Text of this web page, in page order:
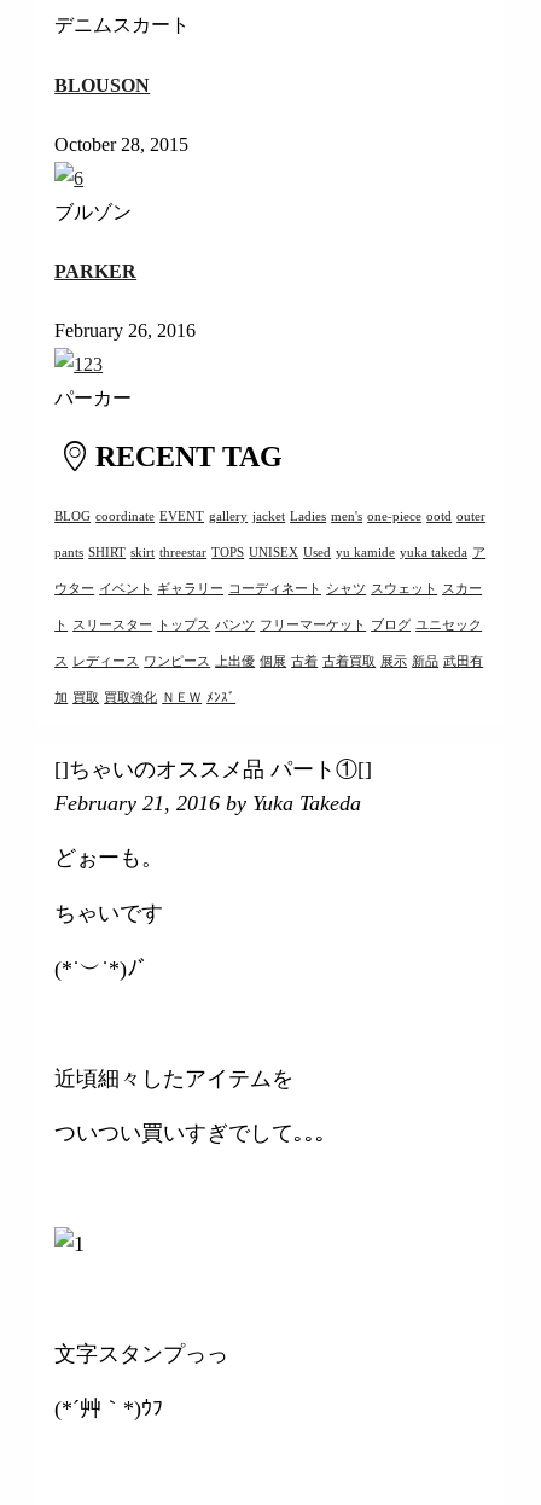
デニムスカート
BLOUSON
October 28, 2015
ブルゾン
PARKER
February 26, 2016
パーカー
RECENT TAG
BLOG coordinate EVENT gallery jacket Ladies men's one-piece ootd outer
pants SHIRT skirt threestar TOPS UNISEX Used yu kamide yuka takeda ア
ウター イベント ギャラリー コーディネート シャツ スウェット スカー
ト スリースター トップス パンツ フリーマーケット ブログ ユニセック
ス レディース ワンピース 上出優 個展 古着 古着買取 展示 新品 武田有
加 買取 買取強化 ＮＥＷ ﾒﾝｽﾞ
[]ちゃいのオススメ品 パート①[]
February 21, 2016 by Yuka Takeda
どぉーも。
ちゃいです
(*˙︶˙*)ﾉﾞ
近頃細々したアイテムを
ついつい買いすぎでして｡｡｡
文字スタンプっっ
(*´艸｀*)ｳﾌ